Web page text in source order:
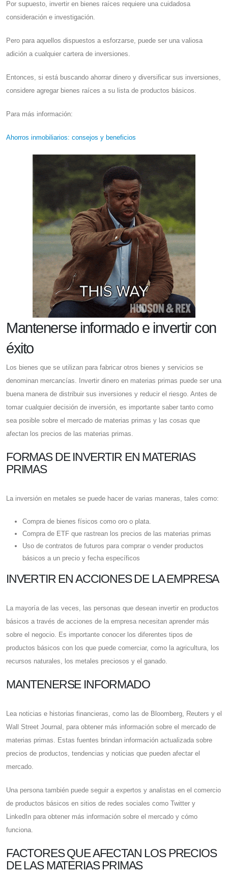
Por supuesto, invertir en bienes raíces requiere una cuidadosa
consideración e investigación.
Pero para aquellos dispuestos a esforzarse, puede ser una valiosa
adición a cualquier cartera de inversiones.
Entonces, si está buscando ahorrar dinero y diversificar sus inversiones,
considere agregar bienes raíces a su lista de productos básicos.
Para más información:
Ahorros inmobiliarios: consejos y beneficios
Mantenerse informado e invertir con
éxito
Los bienes que se utilizan para fabricar otros bienes y servicios se
denominan mercancías. Invertir dinero en materias primas puede ser una
buena manera de distribuir sus inversiones y reducir el riesgo. Antes de
tomar cualquier decisión de inversión, es importante saber tanto como
sea posible sobre el mercado de materias primas y las cosas que
afectan los precios de las materias primas.
FORMAS DE INVERTIR EN MATERIAS
PRIMAS
La inversión en metales se puede hacer de varias maneras, tales como:
Compra de bienes físicos como oro o plata.
Compra de ETF que rastrean los precios de las materias primas
Uso de contratos de futuros para comprar o vender productos
básicos a un precio y fecha específicos
INVERTIR EN ACCIONES DE LA EMPRESA
La mayoría de las veces, las personas que desean invertir en productos
básicos a través de acciones de la empresa necesitan aprender más
sobre el negocio. Es importante conocer los diferentes tipos de
productos básicos con los que puede comerciar, como la agricultura, los
recursos naturales, los metales preciosos y el ganado.
MANTENERSE INFORMADO
Lea noticias e historias financieras, como las de Bloomberg, Reuters y el
Wall Street Journal, para obtener más información sobre el mercado de
materias primas. Estas fuentes brindan información actualizada sobre
precios de productos, tendencias y noticias que pueden afectar el
mercado.
Una persona también puede seguir a expertos y analistas en el comercio
de productos básicos en sitios de redes sociales como Twitter y
LinkedIn para obtener más información sobre el mercado y cómo
funciona.
FACTORES QUE AFECTAN LOS PRECIOS
DE LAS MATERIAS PRIMAS